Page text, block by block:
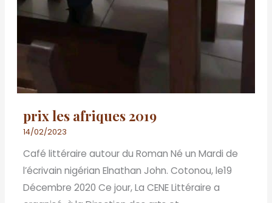
prix les afriques 2019
14/02/2023
Café littéraire autour du Roman Né un Mardi de
l’écrivain nigérian Elnathan John. Cotonou, le19
Décembre 2020 Ce jour, La CENE Littéraire a